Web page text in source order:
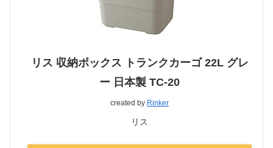
リス 収納ボックス トランクカーゴ 22L グレ
ー 日本製 TC-20
created by Rinker
リス